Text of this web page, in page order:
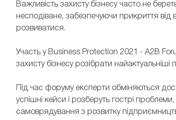
Важливість захисту бізнесу часто не
несподіване, забезпечуючи прикриття від
розвиватися.
Участь у Business Protection 2021 - A2B
захисту бізнесу розібрати найактуальніші
Під час форуму експерти обміняються
успішні кейси і розберуть гострі
самоврядування з розвитку
СЕМЕН ХАНІН
партнер ЮК «Amber Law Company»,